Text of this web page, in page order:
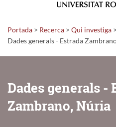
Portada > Recerca > Qui investiga >
Dades generals - Estrada
Dades generals -
Zambrano, Núria